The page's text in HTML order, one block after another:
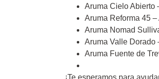
Aruma Cielo Abierto
Aruma Reforma 45
Aruma Nomad
Aruma Valle Dorado
Aruma Fuente de
¡Te esperamos para